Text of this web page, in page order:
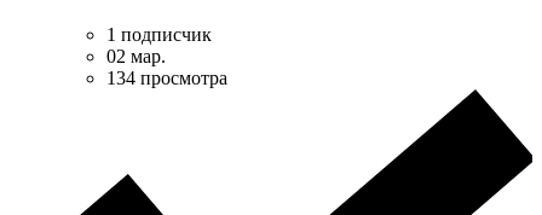
1 подписчик
02 мар.
134 просмотра